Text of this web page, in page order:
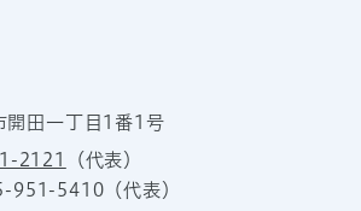
開田一丁目1番1号
2121
（代表）
951-5410（代表）